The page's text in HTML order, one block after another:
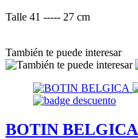
Talle 41 ----- 27 cm
También te puede interesar
BOTIN BELGICA